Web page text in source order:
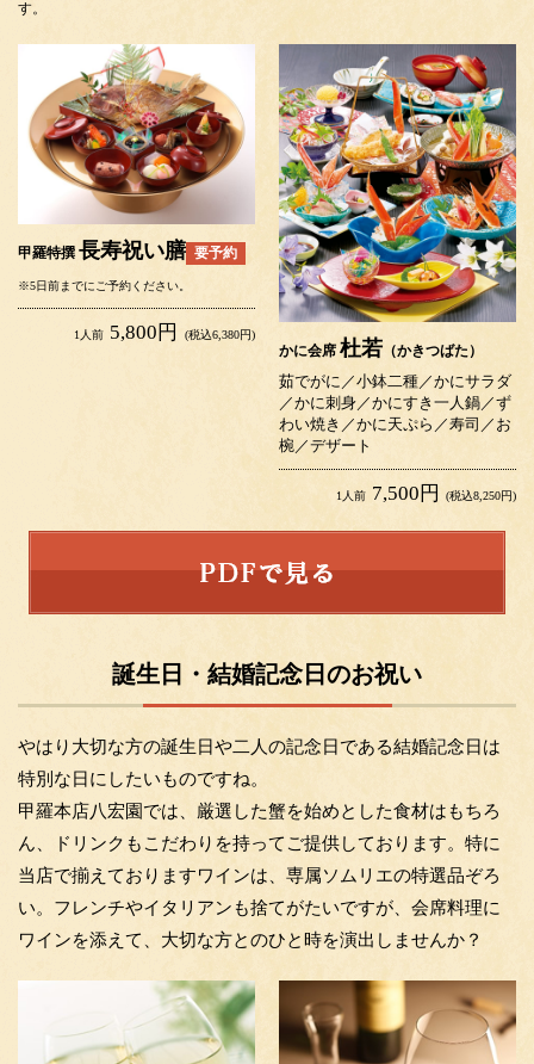
す。
甲羅特撰 長寿祝い膳 要予約
※5日前までにご予約ください。
1人前 5,800円 (税込6,380円)
かに会席杜若 （かきつばた）
茹でがに／小鉢二種／かにサラダ
／かに刺身／かにすき一人鍋／ず
わい焼き／かに天ぷら／寿司／お
椀／デザート
1人前 7,500円 (税込8,250円)
誕生日・結婚記念日のお祝い
やはり大切な方の誕生日や二人の記念日である結婚記念日は
特別な日にしたいものですね。
甲羅本店八宏園では、厳選した蟹を始めとした食材はもちろ
ん、ドリンクもこだわりを持ってご提供しております。特に
当店で揃えておりますワインは、専属ソムリエの特選品ぞろ
い。フレンチやイタリアンも捨てがたいですが、会席料理に
ワインを添えて、大切な方とのひと時を演出しませんか？